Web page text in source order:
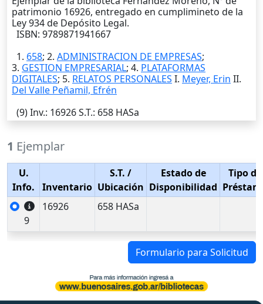
patrimonio 16926, entregado en cumplimineto de la
Ley 934 de Depósito Legal.
ISBN: 9789871941667
1. 658; 2. ADMINISTRACION DE EMPRESAS;
3. GESTION EMPRESARIAL; 4. PLATAFORMAS
DIGITALES; 5. RELATOS PERSONALES I. Meyer, Erin II.
Del Valle Peñamil, Efrén
(9)Inv.: 16926S.T.: 658 HASa
1 Ejemplar
U.
Info.
Inventario
S.T. /
Ubicación
Estado de
Disponibilidad
Tipo de
9
16926 658 HASa
Formulario para Solicitud